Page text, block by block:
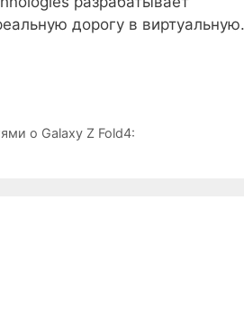
о Galaxy Z Fold4: